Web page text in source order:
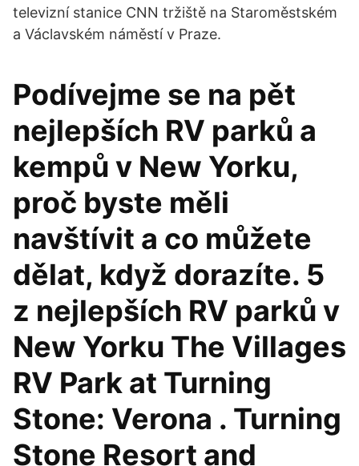
televizní stanice CNN tržiště na Staroměstském
a Václavském náměstí v Praze.
Podívejme se na pět
nejlepších RV parků a
kempů v New Yorku,
proč byste měli
navštívit a co můžete
dělat, když dorazíte. 5
z nejlepších RV parků v
New Yorku The Villages
RV Park at Turning
Stone: Verona . Turning
Stone Resort and